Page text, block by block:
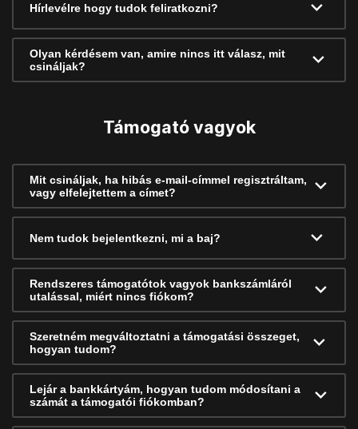
Hírlevélre hogy tudok feliratkozni?
Olyan kérdésem van, amire nincs itt válasz, mit
csináljak?
Támogató vagyok
Mit csináljak, ha hibás e-mail-címmel regisztráltam,
vagy elfelejtettem a címet?
Nem tudok bejelentkezni, mi a baj?
Rendszeres támogatótok vagyok bankszámláról
utalással, miért nincs fiókom?
Szeretném megváltoztatni a támogatási összeget,
hogyan tudom?
Lejár a bankkártyám, hogyan tudom módosítani a
számát a támogatói fiókomban?